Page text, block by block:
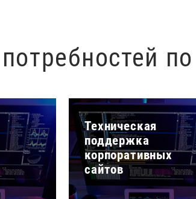
Техническая
поддержка
корпоративных
сайтов